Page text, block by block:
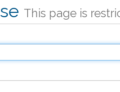
This page is